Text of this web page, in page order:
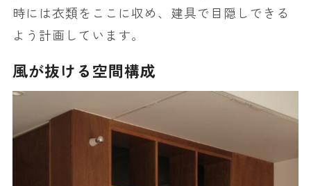
時には衣類をここに収め、建具で目隠しできる
よう計画しています。
風が抜ける空間構成